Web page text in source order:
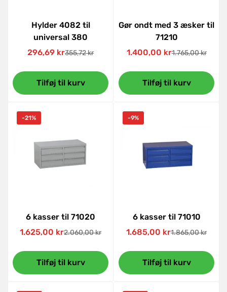
Hylder 4082 til
universal 380
Udsalgspris
296,69 krNormal
355,72 kr
Tilføj til kurv
Gør ondt med 3 æsker til
71210
Udsalgspris
1.400,00 krNormal
1.765,00 kr
Tilføj til kurv
-21%
6 kasser til 71020
Udsalgspris
1.625,00 krNormal
2.060,00 kr
Tilføj til kurv
-9%
6 kasser til 71010
Udsalgspris
1.685,00 krNormal
1.865,00 kr
Tilføj til kurv